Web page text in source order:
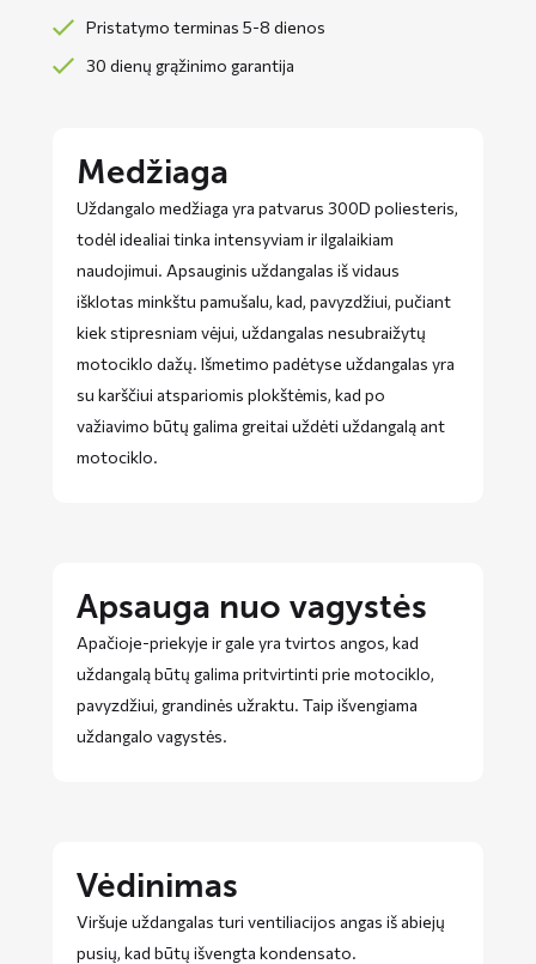
Pristatymo terminas 5-8 dienos
30 dienų grąžinimo garantija
Medžiaga
Uždangalo medžiaga yra patvarus 300D poliesteris,
todėl idealiai tinka intensyviam ir ilgalaikiam
naudojimui. Apsauginis uždangalas iš vidaus
išklotas minkštu pamušalu, kad, pavyzdžiui, pučiant
kiek stipresniam vėjui, uždangalas nesubraižytų
motociklo dažų. Išmetimo padėtyse uždangalas yra
su karščiui atspariomis plokštėmis, kad po
važiavimo būtų galima greitai uždėti uždangalą ant
motociklo.
Apsauga nuo vagystės
Apačioje-priekyje ir gale yra tvirtos angos, kad
uždangalą būtų galima pritvirtinti prie motociklo,
pavyzdžiui, grandinės užraktu. Taip išvengiama
uždangalo vagystės.
Vėdinimas
Viršuje uždangalas turi ventiliacijos angas iš abiejų
pusių, kad būtų išvengta kondensato.